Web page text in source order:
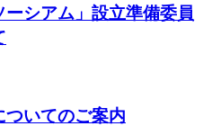
ーシアム」設立準備委員
いてのご案内